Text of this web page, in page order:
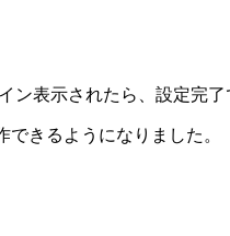
ン表示されたら、設定完
きるようになりました。